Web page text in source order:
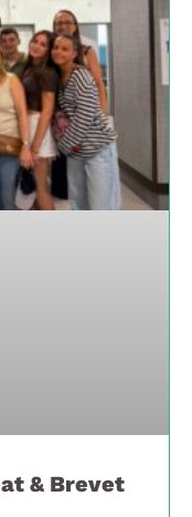
& Brevet